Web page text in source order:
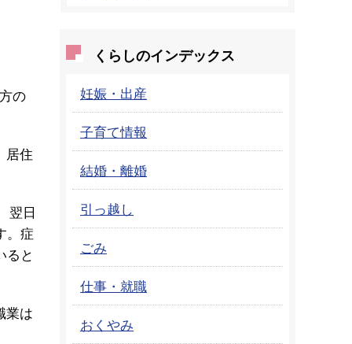
の
居住
翌日
。症
ると
業は
くらしのインデックス
妊娠・出産
子育て情報
結婚・離婚
引っ越し
ごみ
仕事・就職
おくやみ